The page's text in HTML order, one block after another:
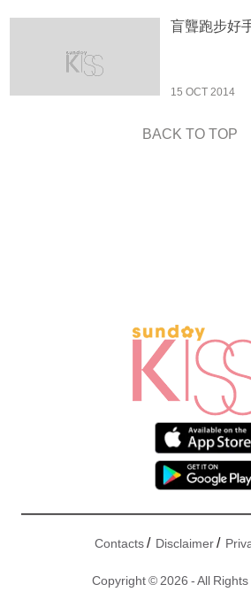
盲聾跑步好
15 OCT 2014
BACK TO TOP
Contacts/ Disclaimer/
Copyright © 2026 - All